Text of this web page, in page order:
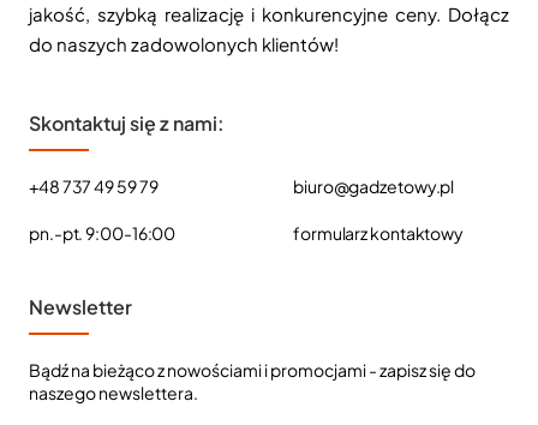
jakość, szybką realizację i konkurencyjne ceny. Dołącz
do naszych zadowolonych klientów!
Skontaktuj się z nami:
+48 737 49 59 79
pn.-pt. 9:00-16:00
biuro@gadzetowy.pl
formularz kontaktowy
Newsletter
Bądź na bieżąco z nowościami i promocjami - zapisz się do
naszego newslettera.